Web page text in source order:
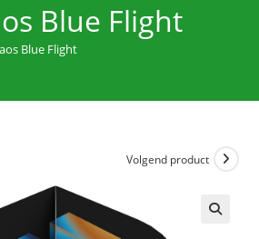
Blue Flight
Blue Flight
Volgend product